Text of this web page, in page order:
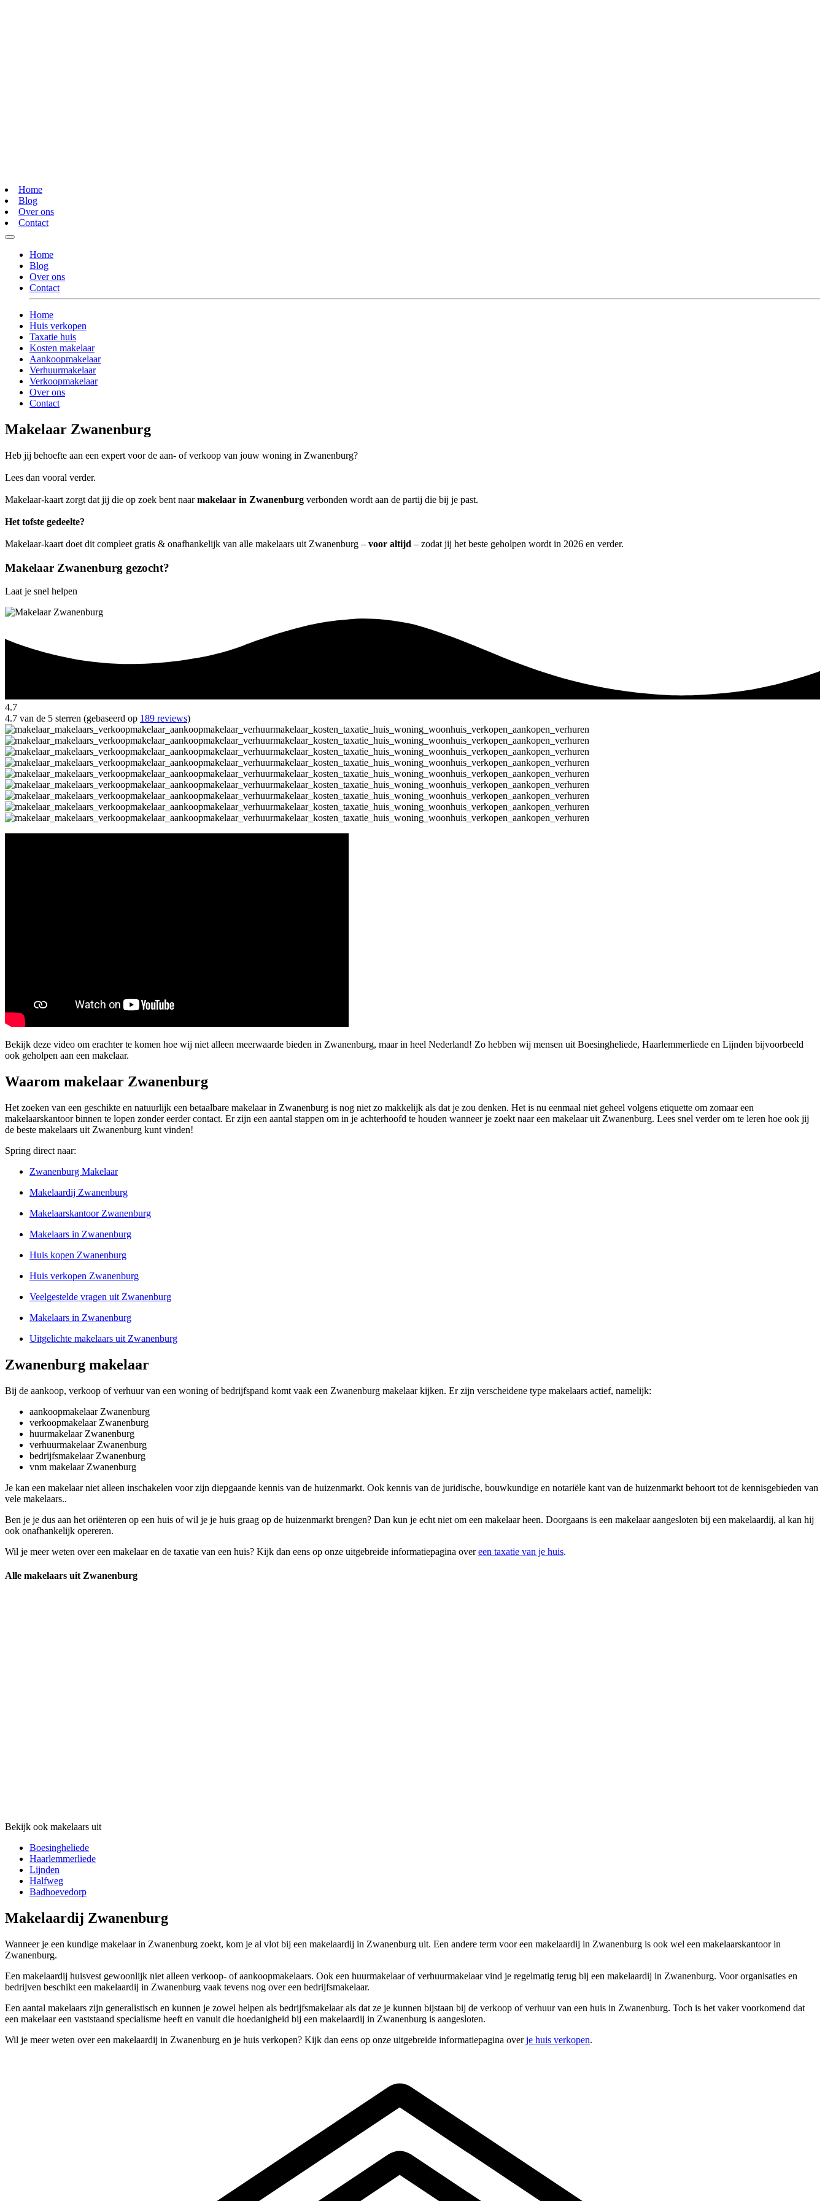
Home
Blog
Over ons
Contact
Home
Blog
Over ons
Contact
Home
Huis verkopen
Taxatie huis
Kosten makelaar
Aankoopmakelaar
Verhuurmakelaar
Verkoopmakelaar
Over ons
Contact
Makelaar Zwanenburg
Heb jij behoefte aan een expert voor de aan- of verkoop van jouw woning in Zwanenburg?
Lees dan vooral verder.
Makelaar-kaart zorgt dat jij die op zoek bent naarmakelaar in Zwanenburg verbonden wordt aan de partij die bij je past.
Het tofste gedeelte?
Makelaar-kaart doet dit compleet gratis & onafhankelijk van alle makelaars uit Zwanenburg – voor altijd – zodat jij het beste geholpen wordt in 2026 en verder.
Makelaar Zwanenburg gezocht?
Laat je snel helpen
4.7
4.7 van de 5 sterren (gebaseerd op 189 reviews)
Bekijk deze video om erachter te komen hoe wij niet alleen meerwaarde bieden in Zwanenburg, maar in heel Nederland! Zo hebben wij mensen uit Boesingheliede, Haarlemmerliede en Lijnden bijvoorbeeld
ook geholpen aan een makelaar.
Waarom makelaar Zwanenburg
Het zoeken van een geschikte en natuurlijk een betaalbare makelaar in Zwanenburg is nog niet zo makkelijk als dat je zou denken. Het is nu eenmaal niet geheel volgens etiquette om zomaar een
makelaarskantoor binnen te lopen zonder eerder contact. Er zijn een aantal stappen om in je achterhoofd te houden wanneer je zoekt naar een makelaar uit Zwanenburg. Lees snel verder om te leren hoe ook jij
de beste makelaars uit Zwanenburg kunt vinden!
Spring direct naar:
Zwanenburg Makelaar
Makelaardij Zwanenburg
Makelaarskantoor Zwanenburg
Makelaars in Zwanenburg
Huis kopen Zwanenburg
Huis verkopen Zwanenburg
Veelgestelde vragen uit Zwanenburg
Makelaars in Zwanenburg
Uitgelichte makelaars uit Zwanenburg
Zwanenburg makelaar
Bij de aankoop, verkoop of verhuur van een woning of bedrijfspand komt vaak een Zwanenburg makelaar kijken. Er zijn verscheidene type makelaars actief, namelijk:
aankoopmakelaar Zwanenburg
verkoopmakelaar Zwanenburg
huurmakelaar Zwanenburg
verhuurmakelaar Zwanenburg
bedrijfsmakelaar Zwanenburg
vnm makelaar Zwanenburg
Je kan een makelaar niet alleen inschakelen voor zijn diepgaande kennis van de huizenmarkt. Ook kennis van de juridische, bouwkundige en notariële kant van de huizenmarkt behoort tot de kennisgebieden van
vele makelaars..
Ben je je dus aan het oriënteren op een huis of wil je je huis graag op de huizenmarkt brengen? Dan kun je echt niet om een makelaar heen. Doorgaans is een makelaar aangesloten bij een makelaardij, al kan hij
ook onafhankelijk opereren.
Wil je meer weten over een makelaar en de taxatie van een huis? Kijk dan eens op onze uitgebreide informatiepagina overeen taxatie van je huis.
Alle makelaars uit Zwanenburg
Bekijk ook makelaars uit
Boesingheliede
Haarlemmerliede
Lijnden
Halfweg
Badhoevedorp
Makelaardij Zwanenburg
Wanneer je een kundige makelaar in Zwanenburg zoekt, kom je al vlot bij een makelaardij in Zwanenburg uit. Een andere term voor een makelaardij in Zwanenburg is ook wel een makelaarskantoor in
Zwanenburg.
Een makelaardij huisvest gewoonlijk niet alleen verkoop- of aankoopmakelaars. Ook een huurmakelaar of verhuurmakelaar vind je regelmatig terug bij een makelaardij in Zwanenburg. Voor organisaties en
bedrijven beschikt een makelaardij in Zwanenburg vaak tevens nog over een bedrijfsmakelaar.
Een aantal makelaars zijn generalistisch en kunnen je zowel helpen als bedrijfsmakelaar als dat ze je kunnen bijstaan bij de verkoop of verhuur van een huis in Zwanenburg. Toch is het vaker voorkomend dat
een makelaar een vaststaand specialisme heeft en vanuit die hoedanigheid bij een makelaardij in Zwanenburg is aangesloten.
Wil je meer weten over een makelaardij in Zwanenburg en je huis verkopen? Kijk dan eens op onze uitgebreide informatiepagina overje huis verkopen.